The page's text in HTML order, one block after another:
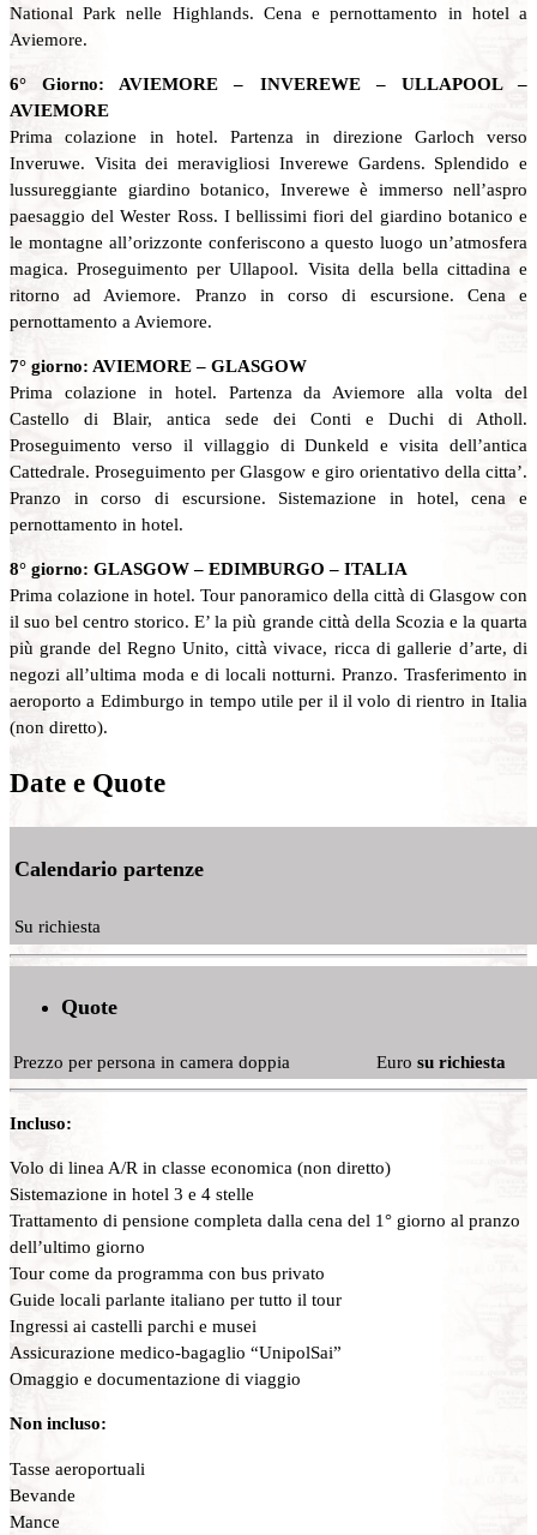
National Park nelle Highlands. Cena e pernottamento in hotel a
Aviemore.
6° Giorno: AVIEMORE – INVEREWE – ULLAPOOL –
AVIEMORE
Prima colazione in hotel. Partenza in direzione Garloch verso
Inveruwe. Visita dei meravigliosi Inverewe Gardens. Splendido e
lussureggiante giardino botanico, Inverewe è immerso nell’aspro
paesaggio del Wester Ross. I bellissimi fiori del giardino botanico e
le montagne all’orizzonte conferiscono a questo luogo un’atmosfera
magica. Proseguimento per Ullapool. Visita della bella cittadina e
ritorno ad Aviemore. Pranzo in corso di escursione. Cena e
pernottamento a Aviemore.
7° giorno: AVIEMORE – GLASGOW
Prima colazione in hotel. Partenza da Aviemore alla volta del
Castello di Blair, antica sede dei Conti e Duchi di Atholl.
Proseguimento verso il villaggio di Dunkeld e visita dell’antica
Cattedrale. Proseguimento per Glasgow e giro orientativo della citta’.
Pranzo in corso di escursione. Sistemazione in hotel, cena e
pernottamento in hotel.
8° giorno: GLASGOW – EDIMBURGO – ITALIA
Prima colazione in hotel. Tour panoramico della città di Glasgow con
il suo bel centro storico. E’ la più grande città della Scozia e la quarta
più grande del Regno Unito, città vivace, ricca di gallerie d’arte, di
negozi all’ultima moda e di locali notturni. Pranzo. Trasferimento in
aeroporto a Edimburgo in tempo utile per il il volo di rientro in Italia
(non diretto).
Date e Quote
Calendario partenze
Su richiesta
Quote
Prezzo per persona in camera doppia Euro su richiesta
Incluso:
Volo di linea A/R in classe economica (non diretto)
Sistemazione in hotel 3 e 4 stelle
Trattamento di pensione completa dalla cena del 1° giorno al pranzo
dell’ultimo giorno
Tour come da programma con bus privato
Guide locali parlante italiano per tutto il tour
Ingressi ai castelli parchi e musei
Assicurazione medico-bagaglio “UnipolSai”
Omaggio e documentazione di viaggio
Non incluso:
Tasse aeroportuali
Bevande
Mance